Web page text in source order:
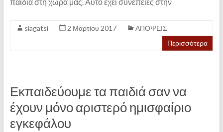
siagatsi 2 Μαρτίου 2017
ΑΠΟΨΕΙΣ
Περισσότερα
Εκπαιδεύουμε τα παιδιά σαν να
έχουν μόνο αριστερό ημισφαίριο
εγκεφάλου